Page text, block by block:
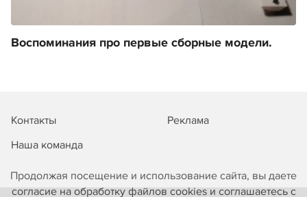
Продолжая посещение и использование сайта, вы даете
согласие на обработку файлов cookies и соглашаетесь с
Воспоминания про первые сборные модели.
Контакты
Реклама
Наша команда